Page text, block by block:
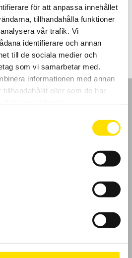
för att anpassa innehållet
tillhandahålla funktioner
vår trafik. Vi
identifierare och annan
till de sociala medier och
som vi samarbetar med.
informationen med annan
eller som de har
för ETL ATS400-serien
krPrisintervall:
7,300.00 kr
till
14,400.00 kr
LÄS MER